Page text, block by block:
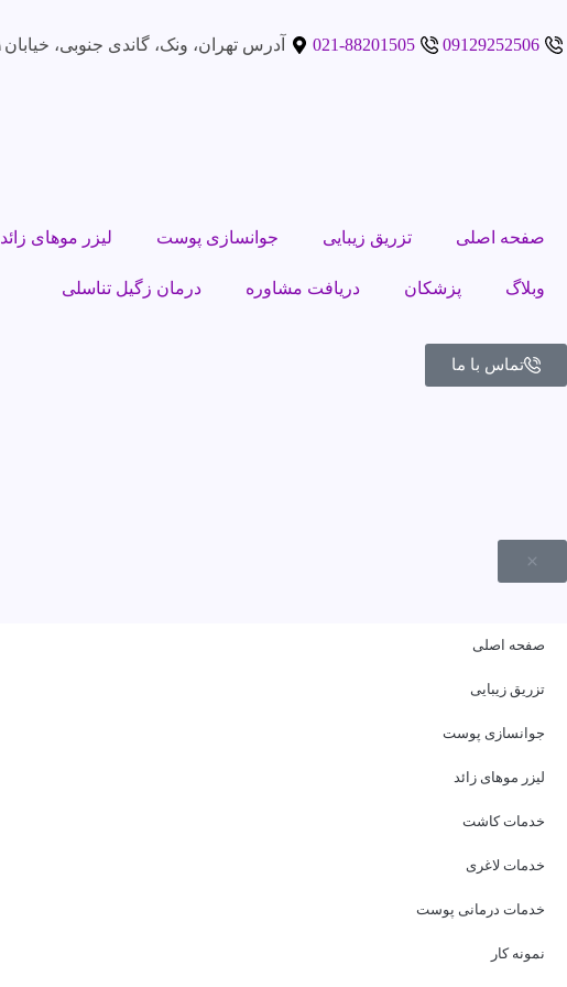
09129252506
021-88201505 آدرس تهران، ونک، گاندى جنوبى، خيابان٢١، پلاك٢٣
صفحه اصلی تزریق زیبایی جوانسازی پوست لیزر موهای زائد
وبلاگ پزشکان دریافت مشاوره درمان زگیل تناسلی
تماس با ما
صفحه اصلی
تزریق زیبایی
جوانسازی پوست
لیزر موهای زائد
خدمات کاشت
خدمات لاغری
خدمات درمانی پوست
نمونه کار